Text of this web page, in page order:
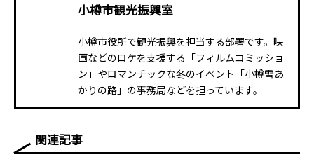
小樽市観光振興室
小樽市役所で観光振興を担当する部署です。映
画などのロケを支援する「フィルムコミッショ
ン」やロマンチックな冬のイベント「小樽雪あ
かりの路」の事務局などを担っています。
関連記事